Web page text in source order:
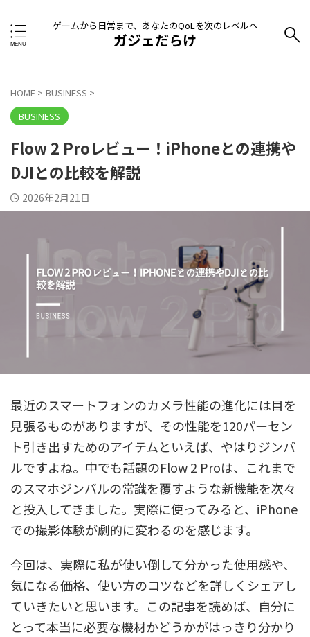
ゲームから日常まで、あなたのQoLを次のレベルへ
ガジェだらけ
HOME > BUSINESS >
BUSINESS
Flow 2 Proレビュー！iPhoneとの連携や
DJIとの比較を解説
2026年2月21日
最近のスマートフォンのカメラ性能の進化には目を
見張るものがありますが、その性能を120パーセン
ト引き出すためのアイテムといえば、やはりジンバ
ルですよね。中でも話題のFlow 2 Proは、これまで
のスマホジンバルの常識を覆すような新機能を次々
と投入してきました。実際に使ってみると、iPhone
での撮影体験が劇的に変わるのを感じます。
今回は、実際に私が使い倒して分かった使用感や、
気になる価格、使い方のコツなどを詳しくシェアし
ていきたいと思います。この記事を読めば、自分に
とって本当に必要な機材かどうかがはっきり分かり